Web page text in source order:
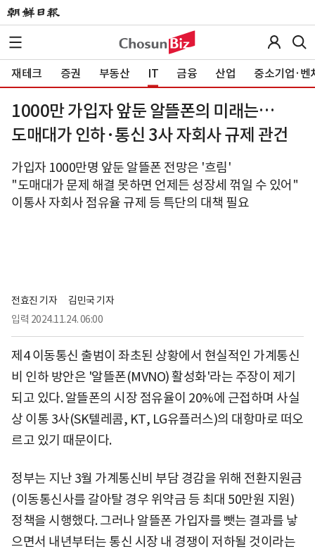
재테크 증권 부동산 IT 금융 산업 중소기업·벤
1000만 가입자 앞둔 알뜰폰의 미래는…
도매대가 인하·통신 3사 자회사 규제 관건
가입자 1000만명 앞둔 알뜰폰 전망은 '흐림'
"도매대가 문제 해결 못하면 언제든 성장세 꺾일 수 있어"
이통사 자회사 점유율 규제 등 특단의 대책 필요
전효진 기자
김민국 기자
입력 2024.11.24. 06:00
제4 이동통신 출범이 좌초된 상황에서 현실적인 가계통신
비 인하 방안은 '알뜰폰(MVNO) 활성화'라는 주장이 제기
되고 있다. 알뜰폰의 시장 점유율이 20%에 근접하며 사실
상 이통 3사(SK텔레콤, KT, LG유플러스)의 대항마로 떠오
르고 있기 때문이다.
정부는 지난 3월 가계통신비 부담 경감을 위해 전환지원금
(이동통신사를 갈아탈 경우 위약금 등 최대 50만원 지원)
정책을 시행했다. 그러나 알뜰폰 가입자를 뺏는 결과를 낳
으면서 내년부터는 통신 시장 내 경쟁이 저하될 것이라는